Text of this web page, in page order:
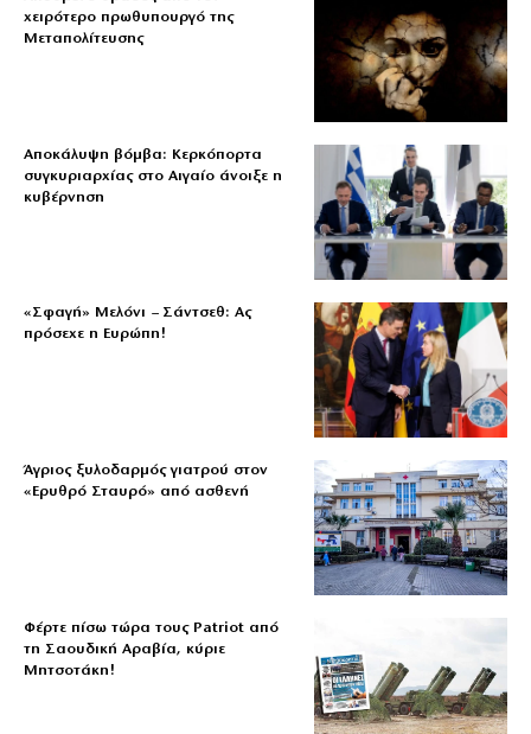
χειρότερο πρωθυπουργό της
Μεταπολίτευσης
Αποκάλυψη βόμβα: Κερκόπορτα
συγκυριαρχίας στο Αιγαίο άνοιξε η
κυβέρνηση
«Σφαγή» Μελόνι – Σάντσεθ: Ας
πρόσεχε η Ευρώπη!
Άγριος ξυλοδαρμός γιατρού στον
«Ερυθρό Σταυρό» από ασθενή
Φέρτε πίσω τώρα τους Patriot από
τη Σαουδική Αραβία, κύριε
Μητσοτάκη!